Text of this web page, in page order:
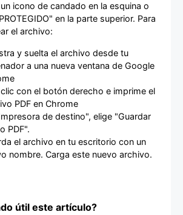
icono de candado en la esquina o
en la parte superior. Para
el archivo:
y suelta el archivo desde tu
a una nueva ventana de Google
con el botón derecho e imprime el
PDF en Chrome
de destino", elige "Guardar
PDF".
el archivo en tu escritorio con un
nombre. Carga este nuevo archivo.
útil este artículo?